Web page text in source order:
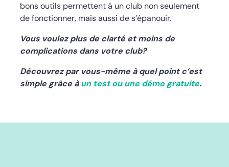
bons outils permettent à un club non seulement
de fonctionner, mais aussi de s’épanouir.
Vous voulez plus de clarté et moins de
complications dans votre club?
Découvrez par vous-même à quel point c’est
simple grâce àun test ou une démo gratuite.